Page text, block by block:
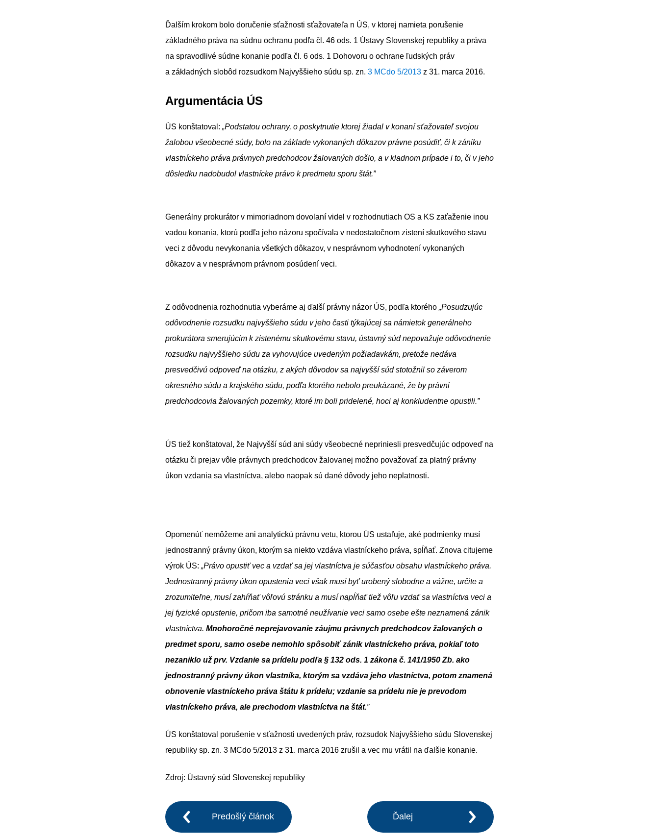
Ďalším krokom bolo doručenie sťažnosti sťažovateľa n ÚS, v ktorej namieta porušenie
základného práva na súdnu ochranu podľa čl. 46 ods. 1 Ústavy Slovenskej republiky a práva
na spravodlivé súdne konanie podľa čl. 6 ods. 1 Dohovoru o ochrane ľudských práv
a základných slobôd rozsudkom Najvyššieho súdu sp. zn. 3 MCdo 5/2013 z 31. marca 2016.
Argumentácia ÚS
ÚS konštatoval: „Podstatou ochrany, o poskytnutie ktorej žiadal v konaní sťažovateľ svojou
žalobou všeobecné súdy, bolo na základe vykonaných dôkazov právne posúdiť, či k zániku
vlastníckeho práva právnych predchodcov žalovaných došlo, a v kladnom prípade i to, či v jeho
dôsledku nadobudol vlastnícke právo k predmetu sporu štát.”
Generálny prokurátor v mimoriadnom dovolaní videl v rozhodnutiach OS a KS zaťaženie inou
vadou konania, ktorú podľa jeho názoru spočívala v nedostatočnom zistení skutkového stavu
veci z dôvodu nevykonania všetkých dôkazov, v nesprávnom vyhodnotení vykonaných
dôkazov a v nesprávnom právnom posúdení veci.
Z odôvodnenia rozhodnutia vyberáme aj ďalší právny názor ÚS, podľa ktorého „Posudzujúc
odôvodnenie rozsudku najvyššieho súdu v jeho časti týkajúcej sa námietok generálneho
prokurátora smerujúcim k zistenému skutkovému stavu, ústavný súd nepovažuje odôvodnenie
rozsudku najvyššieho súdu za vyhovujúce uvedeným požiadavkám, pretože nedáva
presvedčivú odpoveď na otázku, z akých dôvodov sa najvyšší súd stotožnil so záverom
okresného súdu a krajského súdu, podľa ktorého nebolo preukázané, že by právni
predchodcovia žalovaných pozemky, ktoré im boli pridelené, hoci aj konkludentne opustili.”
ÚS tiež konštatoval, že Najvyšší súd ani súdy všeobecné nepriniesli presvedčujúc odpoveď na
otázku či prejav vôle právnych predchodcov žalovanej možno považovať za platný právny
úkon vzdania sa vlastníctva, alebo naopak sú dané dôvody jeho neplatnosti.
Opomenúť nemôžeme ani analytickú právnu vetu, ktorou ÚS ustaľuje, aké podmienky musí
jednostranný právny úkon, ktorým sa niekto vzdáva vlastníckeho práva, spĺňať. Znova citujeme
výrok ÚS: „Právo opustiť vec a vzdať sa jej vlastníctva je súčasťou obsahu vlastníckeho práva.
Jednostranný právny úkon opustenia veci však musí byť urobený slobodne a vážne, určite a
zrozumiteľne, musí zahŕňať vôľovú stránku a musí napĺňať tiež vôľu vzdať sa vlastníctva veci a
jej fyzické opustenie, pričom iba samotné neužívanie veci samo osebe ešte neznamená zánik
vlastníctva. Mnohoročné neprejavovanie záujmu právnych predchodcov žalovaných o
predmet sporu, samo osebe nemohlo spôsobiť zánik vlastníckeho práva, pokiaľ toto
nezaniklo už prv. Vzdanie sa prídelu podľa § 132 ods. 1 zákona č. 141/1950 Zb. ako
jednostranný právny úkon vlastníka, ktorým sa vzdáva jeho vlastníctva, potom znamená
obnovenie vlastníckeho práva štátu k prídelu; vzdanie sa prídelu nie je prevodom
vlastníckeho práva, ale prechodom vlastníctva na štát.”
ÚS konštatoval porušenie v sťažnosti uvedených práv, rozsudok Najvyššieho súdu Slovenskej
republiky sp. zn. 3 MCdo 5/2013 z 31. marca 2016 zrušil a vec mu vrátil na ďalšie konanie.
Zdroj: Ústavný súd Slovenskej republiky
Predošlý článok Ďalej